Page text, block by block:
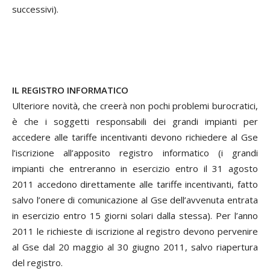
successivi).
IL REGISTRO INFORMATICO
Ulteriore novità, che creerà non pochi problemi burocratici,
è che i soggetti responsabili dei grandi impianti per
accedere alle tariffe incentivanti devono richiedere al Gse
l’iscrizione all’apposito registro informatico (i grandi
impianti che entreranno in esercizio entro il 31 agosto
2011 accedono direttamente alle tariffe incentivanti, fatto
salvo l’onere di comunicazione al Gse dell’avvenuta entrata
in esercizio entro 15 giorni solari dalla stessa). Per l’anno
2011 le richieste di iscrizione al registro devono pervenire
al Gse dal 20 maggio al 30 giugno 2011, salvo riapertura
del registro.